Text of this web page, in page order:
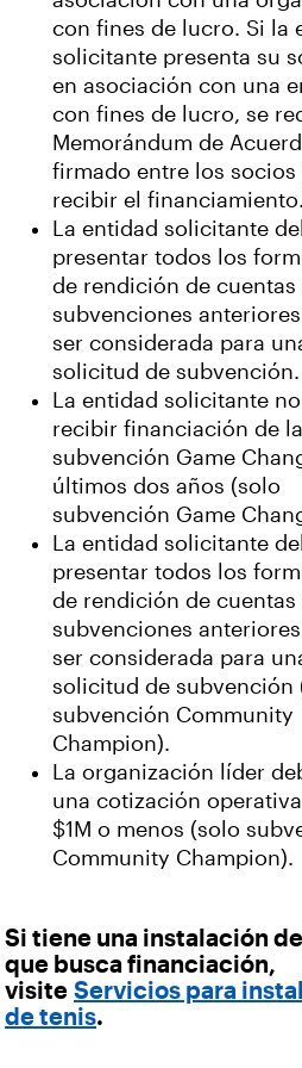
con fines de lucro. Si la
solicitante presenta su
en asociación con una
con fines de lucro, se
Memorándum de
firmado entre los socios
recibir el financiamiento.
La entidad solicitante
presentar todos los
de rendición de cuentas
subvenciones
ser considerada para
solicitud de subvención.
La entidad solicitante
recibir financiación de la
subvención Game
últimos dos años (solo
subvención Game
La entidad solicitante
presentar todos los
de rendición de cuentas
subvenciones
ser considerada para
solicitud de subvención
subvención Community
Champion).
La organización líder
una cotización
$1M o menos (solo
Community Champion).
Si tiene una instalación
que busca financiación,
visite Servicios para
de tenis.